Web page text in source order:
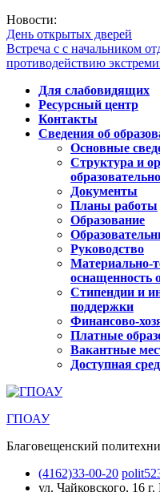
Новости:
День открытых дверей
Встреча с с начальником
противодействию
Для слабовидящих
Ресурсный центр
Контакты
Сведения об
Основные
Структура и
Документы
Планы работы
Образование
Руководство
Материально-
оснащенность
Стипендии и
поддержки
Финансово-
Платные
Вакантные
Доступная
ГПОАУ
Благовещенский
(4162)33-00-20
ул. Чайковского, 16 г.